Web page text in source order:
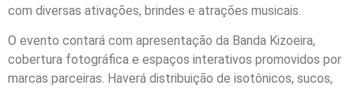
com diversas ativações, brindes e atrações musicais.
O evento contará com apresentação da Banda Kizoeira,
cobertura fotográfica e espaços interativos promovidos por
marcas parceiras. Haverá distribuição de isotônicos, sucos,